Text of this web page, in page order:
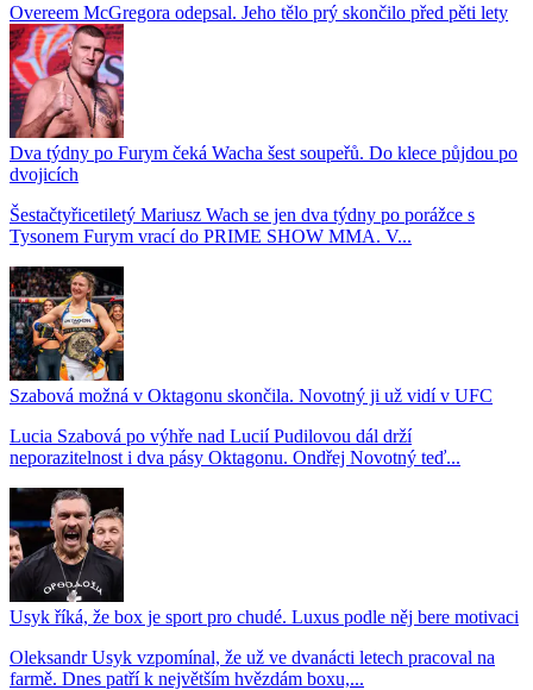
Overeem McGregora odepsal. Jeho tělo prý skončilo před pěti lety
Dva týdny po Furym čeká Wacha šest soupeřů. Do klece půjdou po
dvojicích
Šestačtyřicetiletý Mariusz Wach se jen dva týdny po porážce s
Tysonem Furym vrací do PRIME SHOW MMA. V...
Szabová možná v Oktagonu skončila. Novotný ji už vidí v UFC
Lucia Szabová po výhře nad Lucií Pudilovou dál drží
neporazitelnost i dva pásy Oktagonu. Ondřej Novotný teď...
Usyk říká, že box je sport pro chudé. Luxus podle něj bere motivaci
Oleksandr Usyk vzpomínal, že už ve dvanácti letech pracoval na
farmě. Dnes patří k největším hvězdám boxu,...